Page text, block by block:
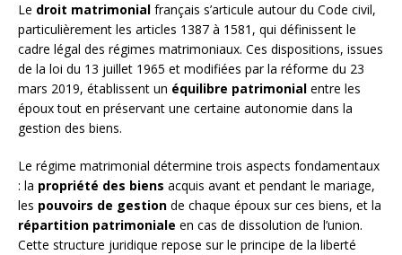
Le droit matrimonial français s’articule autour du Code civil,
particulièrement les articles 1387 à 1581, qui définissent le
cadre légal des régimes matrimoniaux. Ces dispositions, issues
de la loi du 13 juillet 1965 et modifiées par la réforme du 23
mars 2019, établissent un équilibre patrimonial entre les
époux tout en préservant une certaine autonomie dans la
gestion des biens.
Le régime matrimonial détermine trois aspects fondamentaux
: la propriété des biens acquis avant et pendant le mariage,
les pouvoirs de gestion de chaque époux sur ces biens, et la
répartition patrimoniale en cas de dissolution de l’union.
Cette structure juridique repose sur le principe de la liberté